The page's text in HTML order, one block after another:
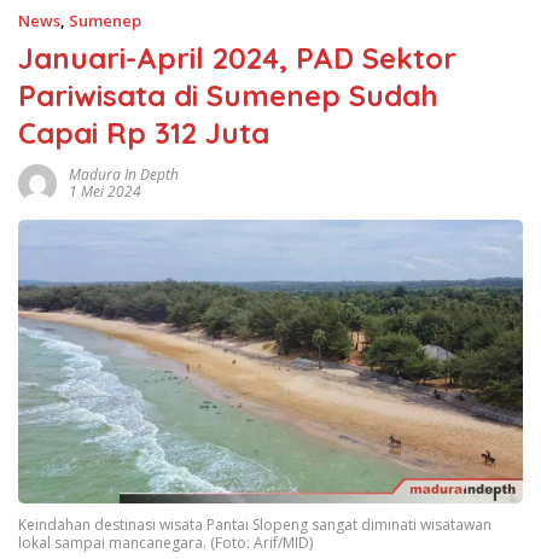
News, Sumenep
Januari-April 2024, PAD Sektor
Pariwisata di Sumenep Sudah
Capai Rp 312 Juta
Madura In Depth
1 Mei 2024
Keindahan destinasi wisata Pantai Slopeng sangat diminati wisatawan
lokal sampai mancanegara. (Foto: Arif/MID)